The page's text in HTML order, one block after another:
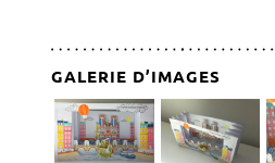
GALERIE D’IMAGES